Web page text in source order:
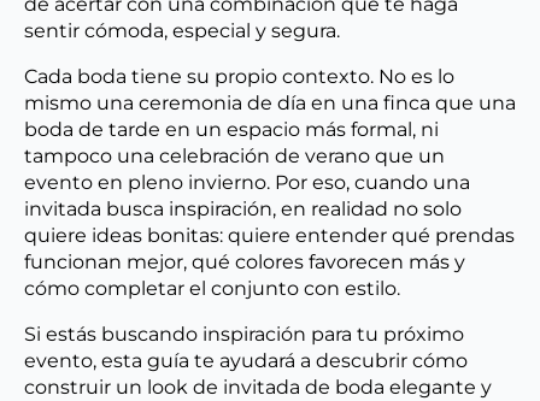
sentir cómoda, especial y segura.
Cada boda tiene su propio contexto. No es lo
mismo una ceremonia de día en una finca que una
boda de tarde en un espacio más formal, ni
tampoco una celebración de verano que un
evento en pleno invierno. Por eso, cuando una
invitada busca inspiración, en realidad no solo
quiere ideas bonitas: quiere entender qué prendas
funcionan mejor, qué colores favorecen más y
cómo completar el conjunto con estilo.
Si estás buscando inspiración para tu próximo
evento, esta guía te ayudará a descubrir cómo
construir un look de invitada de boda elegante y